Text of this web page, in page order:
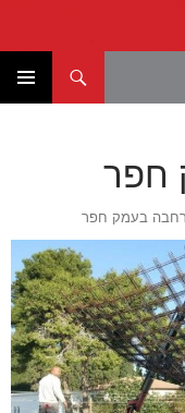
חפר
בעמק חפר